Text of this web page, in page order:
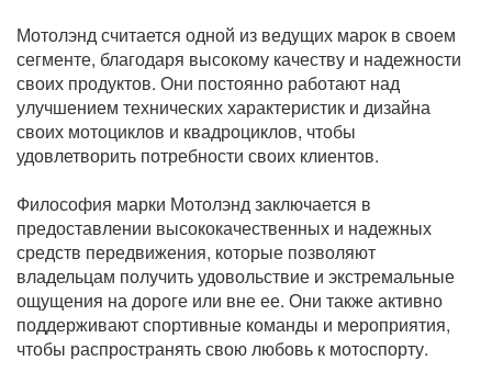
Мотолэнд считается одной из ведущих марок в своем
сегменте, благодаря высокому качеству и надежности
своих продуктов. Они постоянно работают над
улучшением технических характеристик и дизайна
своих мотоциклов и квадроциклов, чтобы
удовлетворить потребности своих клиентов.
Философия марки Мотолэнд заключается в
предоставлении высококачественных и надежных
средств передвижения, которые позволяют
владельцам получить удовольствие и экстремальные
ощущения на дороге или вне ее. Они также активно
поддерживают спортивные команды и мероприятия,
чтобы распространять свою любовь к мотоспорту.